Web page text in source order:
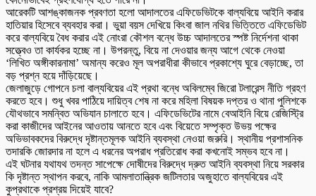
আরেকটি আশঙ্কাজনক প্রবণতা হলো আদালতের এফিডেভিটকে বাল্যবিয়ে আইনি করার
হাতিয়ার হিসেবে ব্যবহার করা। ভুয়া বয়স দেখিয়ে কিংবা জাল নথির ভিত্তিতে এফিডেভিট
করে বাল্যবিয়ে বৈধ করার এই নোংরা কৌশল বন্ধে উচ্চ আদালতের স্পষ্ট নির্দেশনা থাকা
সত্ত্বেও তা কার্যকর হচ্ছে না। উপরন্তু, বিয়ে না দেওয়ার জন্য আগে থেকে নেওয়া
‘লিখিত অঙ্গীকারনামা’ অমান্য করেও মূল অপরাধীরা কীভাবে প্রকাশ্যে ঘুরে বেড়াচ্ছে, তা
বড় প্রশ্ন হয়ে দাঁড়িয়েছে।
জেলাজুড়ে গোপনে চলা বাল্যবিয়ের এই প্রথা বন্ধে অবিলম্বে জিরো টলারেন্স নীতি গ্রহণ
করতে হবে। শুধু খবর পাঠিয়ে দায়িত্ব শেষ না করে মহিলা বিষয়ক দপ্তর ও থানা পুলিশকে
যৌথভাবে সমন্বিত অভিযান চালাতে হবে। এফিডেভিটের নামে বেআইনি বিয়ে রেজিস্ট্রি
করা কাজীদের আইনের আওতায় আনতে হবে এবং বিয়েতে সম্পৃক্ত উভয় পক্ষের
অভিভাবকদের বিরুদ্ধে দৃষ্টান্তমূলক আইনি ব্যবস্থা নেওয়া জরুরি। স্থানীয় প্রশাসনিক
তদারকি জোরদার না হলে এ ধরনের অপরাধ প্রতিরোধ করা কখনোই সম্ভব হবে না।
এই ঘটনার যথাযথ তদন্ত সাপেক্ষে দোষীদের বিরুদ্ধে দ্রুত আইনি ব্যবস্থা নিয়ে সরকার
কি দৃষ্টান্ত স্থাপন করবে, নাকি আমলাতান্ত্রিক জটিলতার অজুহাতে বাল্যবিয়ের এই
কুপ্রথাকে প্রশ্রয় দিয়েই যাবে?